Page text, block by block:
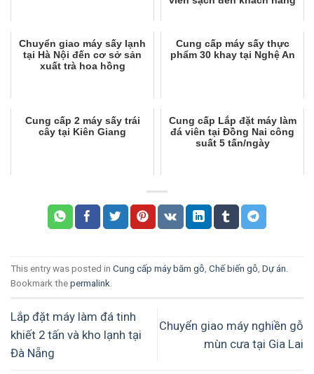
Chuyển giao máy sấy lạnh
tại Hà Nội đến cơ sở sản
xuất trà hoa hồng
Cung cấp máy sấy thực
phẩm 30 khay tại Nghệ An
Cung cấp 2 máy sấy trái
cây tại Kiên Giang
Cung cấp Lắp đặt máy làm
đá viên tại Đồng Nai công
suất 5 tấn/ngày
This entry was posted in Cung cấp máy băm gỗ, Chế biến gỗ, Dự án.
Bookmark the permalink.
Lắp đặt máy làm đá tinh
khiết 2 tấn và kho lạnh tại
Đà Nẵng
Chuyển giao máy nghiền gỗ
mùn cưa tại Gia Lai